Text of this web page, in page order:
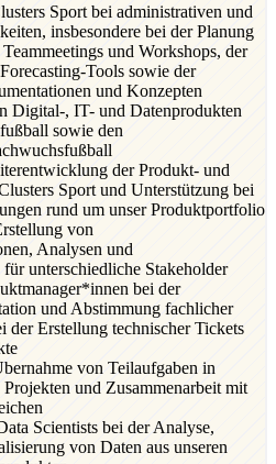
Sport bei administrativen und
insbesondere bei der Planung
und Workshops, der
Tools sowie der
und Konzepten
Digital-, IT- und Datenprodukten
sowie den
der Produkt- und
Sport und Unterstützung bei
rund um unser Produktportfolio
von
Analysen und
unterschiedliche Stakeholder
bei der
und Abstimmung fachlicher
der Erstellung technischer Tickets
von Teilaufgaben in
und Zusammenarbeit mit
Scientists bei der Analyse,
von Daten aus unseren